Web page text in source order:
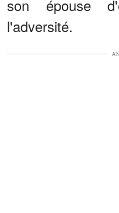
son épouse
l'adversité.